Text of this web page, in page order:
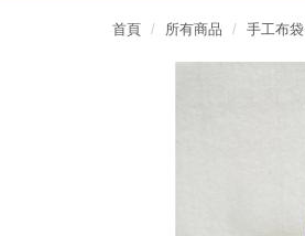
首頁 所有商品 手工布袋